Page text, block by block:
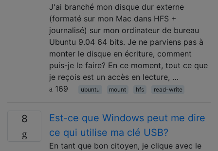
J'ai branché mon disque dur externe
(formaté sur mon Mac dans HFS +
journalisé) sur mon ordinateur de bureau
Ubuntu 9.04 64 bits. Je ne parviens pas à
monter le disque en écriture, comment
puis-je le faire? En ce moment, tout ce que
je reçois est un accès en lecture, …
169
ubuntu mount hfs read-write
8
Est-ce que Windows peut me dire
ce qui utilise ma clé USB?
En tant que bon citoyen, je clique avec le